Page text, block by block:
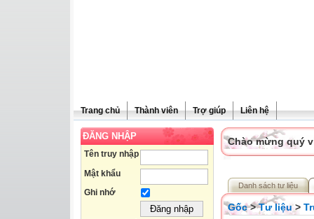
Trang chủ Thành viên Trợ giúp Liên hệ
ĐĂNG NHẬP
Tên truy nhập
Mật khẩu
Ghi nhớ
Chào mừng quý
Danh sách tư liệu
Gốc>Tư liệu>